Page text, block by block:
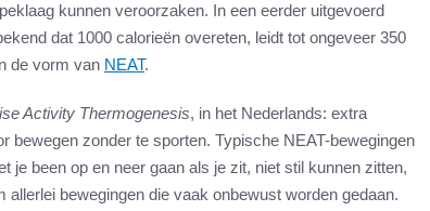
kunnen veroorzaken. In een eerder uitgevoerd
dat 1000 calorieën overeten, leidt tot ongeveer 350
de vorm van NEAT.
Activity Thermogenesis, in het Nederlands: extra
bewegen zonder te sporten. Typische NEAT-bewegingen
je been op en neer gaan als je zit, niet stil kunnen zitten,
allerlei bewegingen die vaak onbewust worden gedaan.